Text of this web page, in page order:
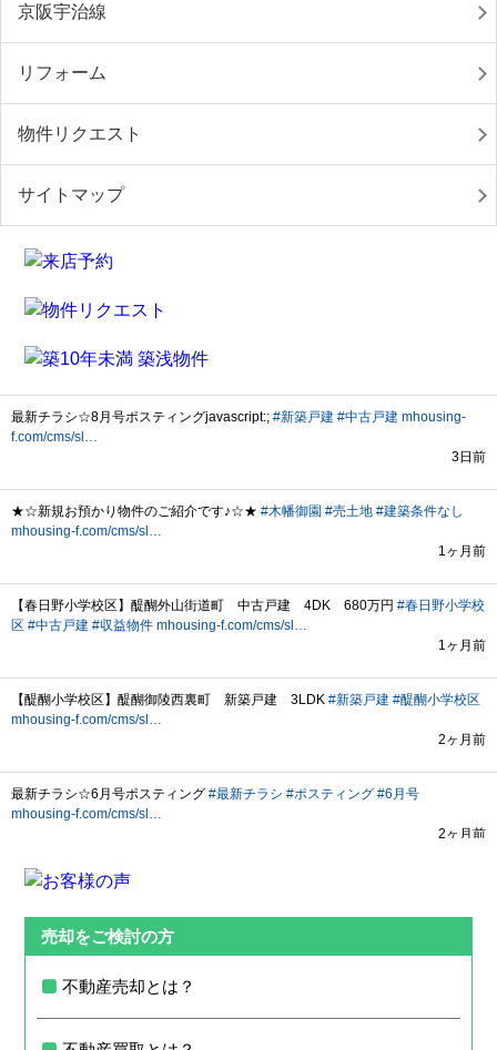
京阪宇治線
リフォーム
物件リクエスト
サイトマップ
売却をご検討の方
不動産売却とは？